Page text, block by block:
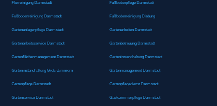
Flurreinigung Darmstadt Fußbodenpflege Darmstadt
Fußbodenreinigung Darmstadt Fußbodenreinigung Dieburg
Gartenanlagenpflege Darmstadt Gartenarbeiten Darmstadt
Gartenarbeitsservice Darmstadt Gartenbetreuung Darmstadt
Gartenflächenmanagement Darmstadt Garteninstandhaltung Darmstadt
Garteninstandhaltung Groß-Zimmern Gartenmanagement Darmstadt
Gartenpflege Darmstadt Gartenpflegedienst Darmstadt
Gartenservice Darmstadt Gästezimmerpflege Darmstadt